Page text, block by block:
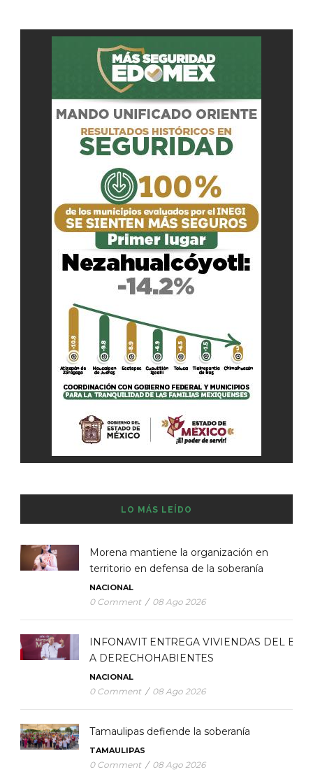
LO MÁS LEÍDO
Morena mantiene la organización en
territorio en defensa de la soberanía
NACIONAL
0 Comment / 08 Ago 2026
INFONAVIT ENTREGA VIVIENDAS DEL
A DERECHOHABIENTES
NACIONAL
0 Comment / 08 Ago 2026
Tamaulipas defiende la soberanía
TAMAULIPAS
0 Comment / 08 Ago 2026